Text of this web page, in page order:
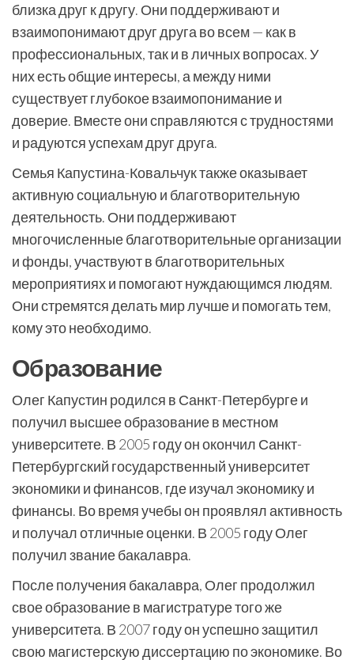
близка друг к другу. Они поддерживают и
взаимопонимают друг друга во всем — как в
профессиональных, так и в личных вопросах. У
них есть общие интересы, а между ними
существует глубокое взаимопонимание и
доверие. Вместе они справляются с трудностями
и радуются успехам друг друга.
Семья Капустина-Ковальчук также оказывает
активную социальную и благотворительную
деятельность. Они поддерживают
многочисленные благотворительные организации
и фонды, участвуют в благотворительных
мероприятиях и помогают нуждающимся людям.
Они стремятся делать мир лучше и помогать тем,
кому это необходимо.
Образование
Олег Капустин родился в Санкт-Петербурге и
получил высшее образование в местном
университете. В 2005 году он окончил Санкт-
Петербургский государственный университет
экономики и финансов, где изучал экономику и
финансы. Во время учебы он проявлял активность
и получал отличные оценки. В 2005 году Олег
получил звание бакалавра.
После получения бакалавра, Олег продолжил
свое образование в магистратуре того же
университета. В 2007 году он успешно защитил
свою магистерскую диссертацию по экономике. Во